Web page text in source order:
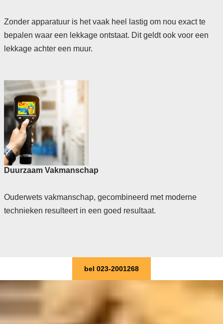
Zonder apparatuur is het vaak heel lastig om nou exact te
bepalen waar een lekkage ontstaat. Dit geldt ook voor een
lekkage achter een muur.
Duurzaam Vakmanschap
Ouderwets vakmanschap, gecombineerd met moderne
technieken resulteert in een goed resultaat.
bel 023-2001268